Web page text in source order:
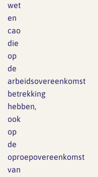
wet
en
cao
die
op
de
arbeidsovereenkomst
betrekking
hebben,
ook
op
de
oproepovereenkomst
van